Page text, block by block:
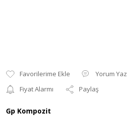
Yorum Yaz
Fiyat Alarmı
Paylaş
Gp Kompozit